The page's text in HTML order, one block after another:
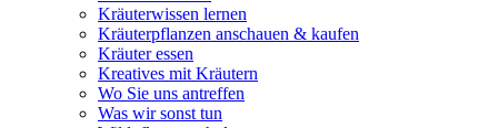
Kräuterwissen lernen
Kräuterpflanzen anschauen & kaufen
Kräuter essen
Kreatives mit Kräutern
Wo Sie uns antreffen
Was wir sonst tun